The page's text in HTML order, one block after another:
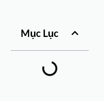
Mục Lục